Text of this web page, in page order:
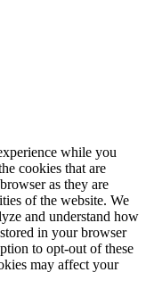
while you
cookies that are
as they are
of the website. We
and understand how
in your browser
to opt-out of these
may affect your